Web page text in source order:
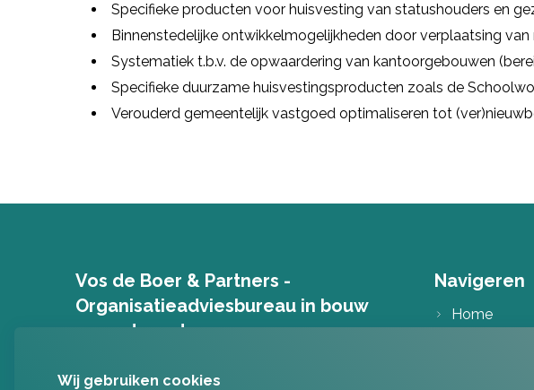
Specifieke producten voor huisvesting van statushouders en
Binnenstedelijke ontwikkelmogelijkheden door verplaatsing
Systematiek t.b.v. de opwaardering van kantoorgebouwen
Specifieke duurzame huisvestingsproducten zoals de
Verouderd gemeentelijk vastgoed optimaliseren tot
Vos de Boer & Partners -
Organisatieadviesbureau in bouw
en vastgoed
Navigeren
Home
Wij gebruiken cookies